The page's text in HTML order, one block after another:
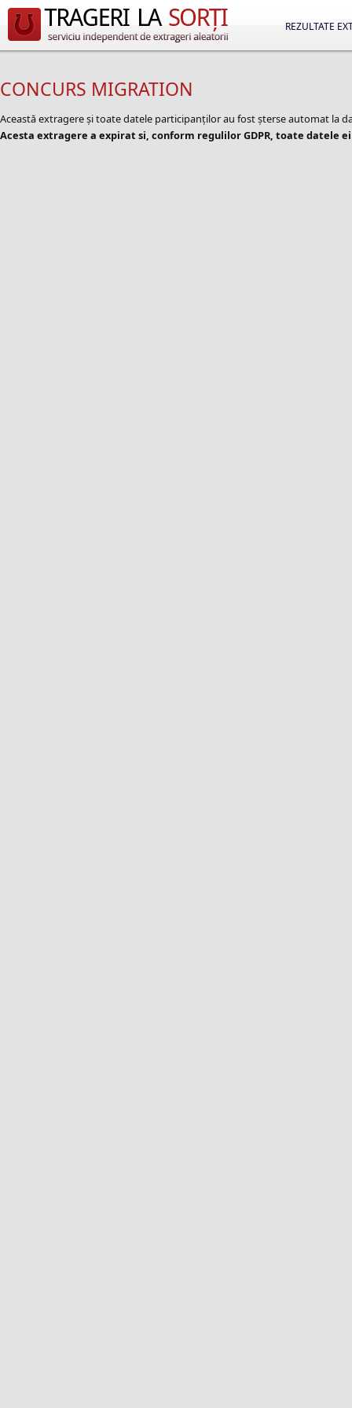
REZULTATE
CONCURS MIGRATION
Această extragere și toate datele participanților au fost șterse automat la
Acesta extragere a expirat si, conform regulilor GDPR, toate datele